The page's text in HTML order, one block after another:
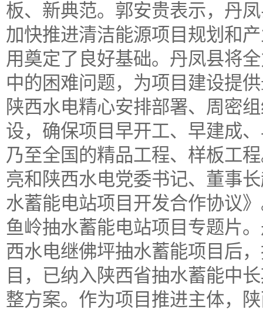
板、新典范。郭安贵表示，丹
加快推进清洁能源项目规划和
用奠定了良好基础。丹凤县将
中的困难问题，为项目建设提
陕西水电精心安排部署、周密
设，确保项目早开工、早建成
乃至全国的精品工程、样板工
亮和陕西水电党委书记、董事
水蓄能电站项目开发合作协议
鱼岭抽水蓄能电站项目专题片
西水电继佛坪抽水蓄能项目后
目，已纳入陕西省抽水蓄能中
整方案。作为项目推进主体，